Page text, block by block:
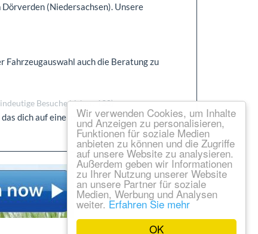
OK
Wir verwenden Cookies, um Inhalte
und Anzeigen zu personalisieren,
Funktionen für soziale Medien
anbieten zu können und die Zugriffe
auf unsere Website zu analysieren.
Außerdem geben wir Informationen
zu Ihrer Nutzung unserer Website
an unsere Partner für soziale
Medien, Werbung und Analysen
weiter. Erfahren Sie mehr
(Niedersachsen). Unsere
Fahrzeugauswahl auch die Beratung zu
Besuche bisher: 130)
dich auf eine inspirierende